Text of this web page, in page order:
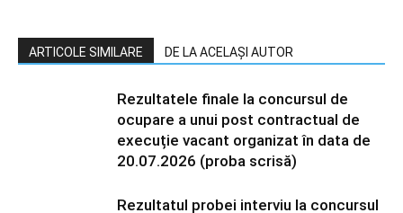
ARTICOLE SIMILARE DE LA ACELAȘI AUTOR
Rezultatele finale la concursul de
ocupare a unui post contractual de
execuție vacant organizat în data de
20.07.2026 (proba scrisă)
Rezultatul probei interviu la concursul